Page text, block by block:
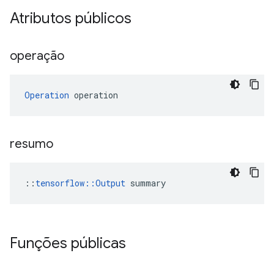
Atributos públicos
operação
Operation operation
resumo
:: tensorflow::Output summary
Funções públicas